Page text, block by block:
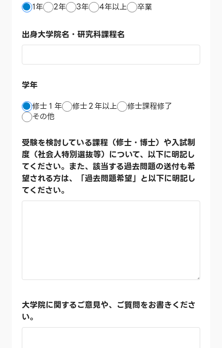
1年 2年 3年 4年以上 卒業
出身大学院名・研究科課程名
学年
修士１年 修士２年以上
修士課程修了
その他
受験を検討している課程（修士・博士）や入試制
度（社会人特別選抜等）について、以下に明記し
てください。また、該当する過去問題の送付も希
望される方は、「過去問題希望」と以下に明記し
てください。
大学院に関するご意見や、ご質問をお書きくださ
い。